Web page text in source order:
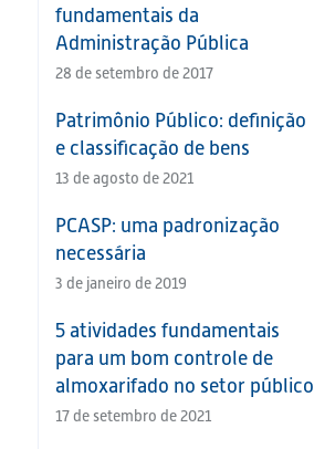
fundamentais da
Administração Pública
28 de setembro de 2017
Patrimônio Público: definição
e classificação de bens
13 de agosto de 2021
PCASP: uma padronização
necessária
3 de janeiro de 2019
5 atividades fundamentais
para um bom controle de
almoxarifado no setor público
17 de setembro de 2021